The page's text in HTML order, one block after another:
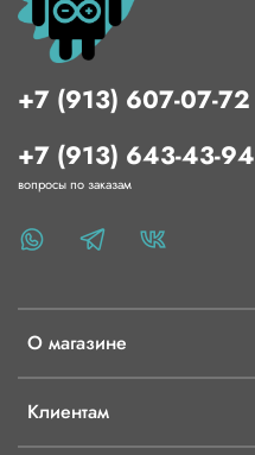
О магазине
Клиентам
+7 (913) 607-07-72
+7 (913) 643-43-94
вопросы по заказам